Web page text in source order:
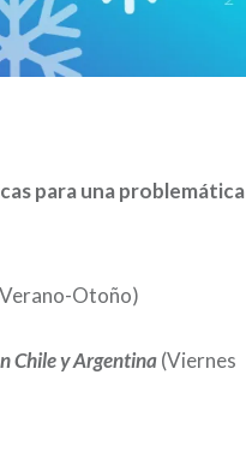
para una problemática
Otoño)
Chile y Argentina (Viernes